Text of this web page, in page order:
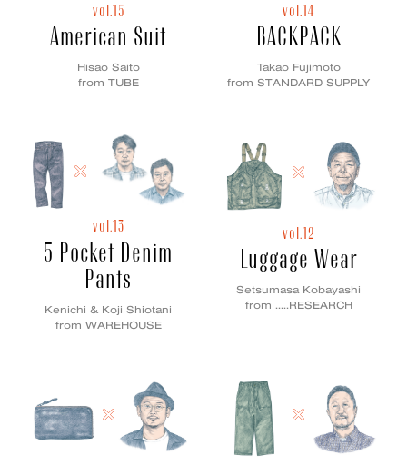
vol.15
American Suit
Hisao Saito
from TUBE
vol.14
BACKPACK
Takao Fujimoto
from STANDARD SUPPLY
vol.13
5 Pocket Denim
Pants
Kenichi & Koji Shiotani
from WAREHOUSE
vol.12
Luggage Wear
Setsumasa Kobayashi
from .....RESEARCH